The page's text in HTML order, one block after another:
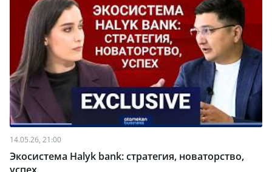
14.05.26, 21:00
Экосистема Halyk bank: стратегия, новаторство,